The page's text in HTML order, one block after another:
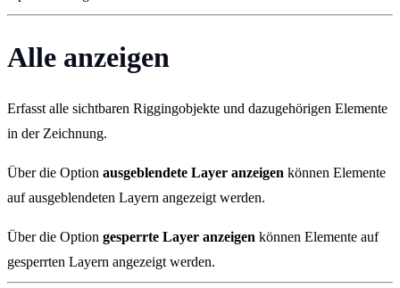
Alle anzeigen
Erfasst alle sichtbaren Riggingobjekte und dazugehörigen Elemente
in der Zeichnung.
Über die Option ausgeblendete Layer anzeigen können Elemente
auf ausgeblendeten Layern angezeigt werden.
Über die Option gesperrte Layer anzeigen können Elemente auf
gesperrten Layern angezeigt werden.